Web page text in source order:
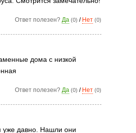
Ответ полезен? Да (0) / Нет (0)
дома с низкой
Ответ полезен? Да (0) / Нет (0)
уже давно. Нашли они